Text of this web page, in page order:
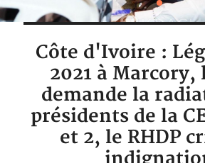
Côte d'Ivoire :
2021 à Marcory,
demande la
présidents de la
et 2, le RHDP